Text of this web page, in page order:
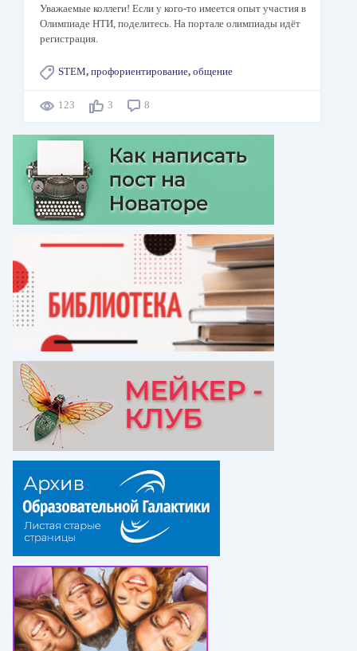
Уважаемые коллеги! Если у кого-то имеется опыт участия в
Олимпиаде НТИ, поделитесь. На портале олимпиады идёт
регистрация.
STEM, профориентирование, общение
123 3 8